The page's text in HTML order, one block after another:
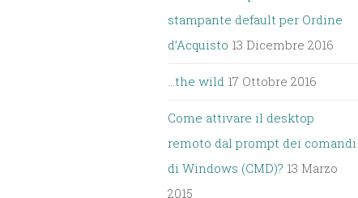
stampante default per Ordine
d’Acquisto 13 Dicembre 2016
…the wild 17 Ottobre 2016
Come attivare il desktop
remoto dal prompt dei comandi
di Windows (CMD)? 13 Marzo
2015